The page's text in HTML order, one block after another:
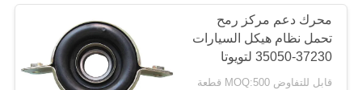
محرك دعم مركز رمح
تحمل نظام هيكل السيارات
37230-35050 لتويوتا
قابل للتفاوض MOQ:500 قطعة